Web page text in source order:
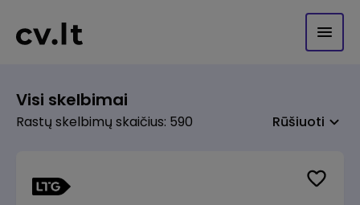
Visi skelbimai
Rastų skelbimų skaičius: 590 Rūšiuoti